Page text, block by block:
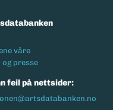
våre
og presse
feil på nettsider: